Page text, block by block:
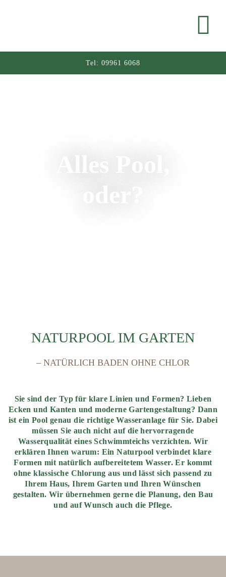
Tel: 09961 6068
NATURPOOL IM GARTEN
– NATÜRLICH BADEN OHNE CHLOR
Sie sind der Typ für klare Linien und Formen? Lieben
Ecken und Kanten und moderne Gartengestaltung? Dann
ist ein Pool genau die richtige Wasseranlage für Sie. Dabei
müssen Sie auch nicht auf die hervorragende
Wasserqualität eines Schwimmteichs verzichten. Wir
erklären Ihnen warum: Ein Naturpool verbindet klare
Formen mit natürlich aufbereitetem Wasser. Er kommt
ohne klassische Chlorung aus und lässt sich passend zu
Ihrem Haus, Ihrem Garten und Ihren Wünschen
gestalten. Wir übernehmen gerne die Planung, den Bau
und auf Wunsch auch die Pflege.